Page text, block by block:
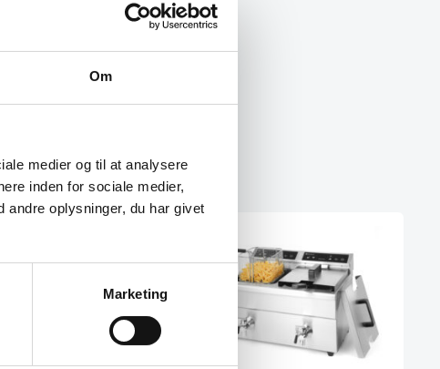
Om
medier og til at analysere
inden for sociale medier,
andre oplysninger, du har givet
Marketing